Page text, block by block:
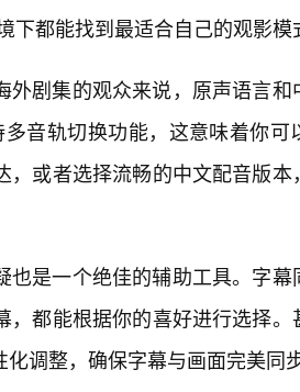
都能找到最适合自己的观影模
外剧集的观众来说，原声语言和
音轨切换功能，这意味着你可
或者选择流畅的中文配音版本
也是一个绝佳的辅助工具。字
都能根据你的喜好进行选择。
调整，确保字幕与画面完美同